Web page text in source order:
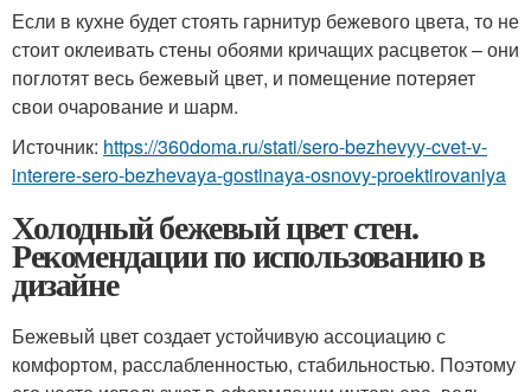
Если в кухне будет стоять гарнитур бежевого цвета, то не
стоит оклеивать стены обоями кричащих расцветок – они
поглотят весь бежевый цвет, и помещение потеряет
свои очарование и шарм.
Источник: https://360doma.ru/stati/sero-bezhevyy-cvet-v-
interere-sero-bezhevaya-gostinaya-osnovy-proektirovaniya
Холодный бежевый цвет стен.
Рекомендации по использованию в
дизайне
Бежевый цвет создает устойчивую ассоциацию с
комфортом, расслабленностью, стабильностью. Поэтому